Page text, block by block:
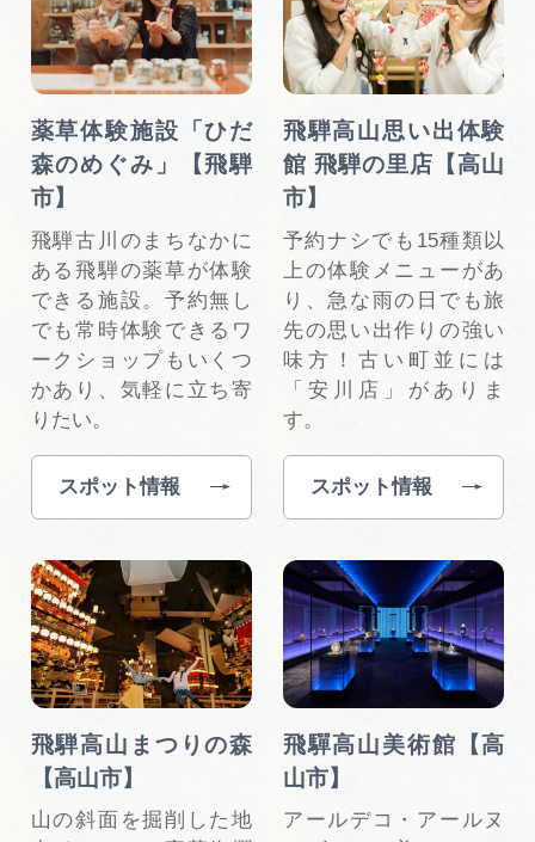
薬草体験施設「ひだ
森のめぐみ」【飛騨
市】
飛騨古川のまちなかに
ある飛騨の薬草が体験
できる施設。予約無し
でも常時体験できるワ
ークショップもいくつ
かあり、気軽に立ち寄
りたい。
スポット情報
飛騨高山思い出体験
館 飛騨の里店【高山
市】
予約ナシでも15種類以
上の体験メニューがあ
り、急な雨の日でも旅
先の思い出作りの強い
味方！古い町並には
「安川店」がありま
す。
スポット情報
飛騨高山まつりの森
【高山市】
山の斜面を掘削した地
飛驒高山美術館【高
山市】
アールデコ・アールヌ